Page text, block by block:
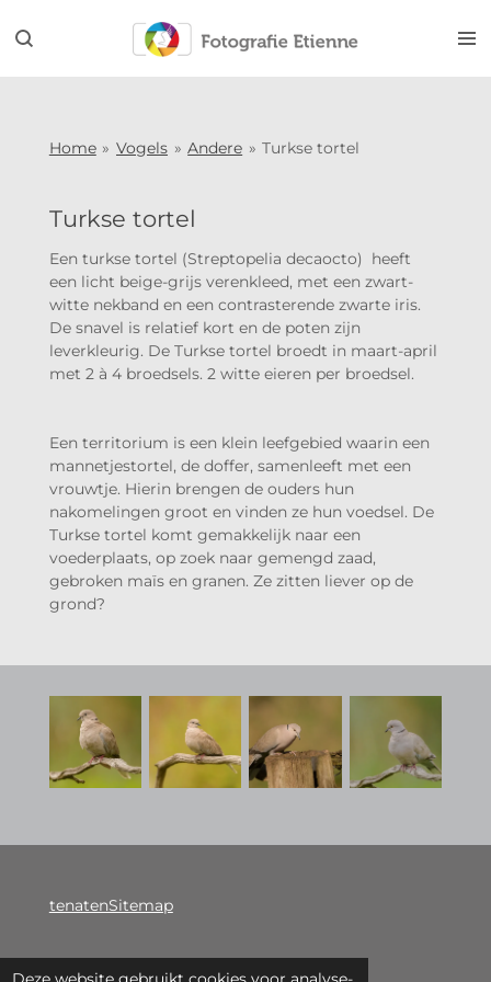
direct
Home » Vogels » Andere » Turkse tortel
Turkse tortel
Een turkse tortel (Streptopelia decaocto)
heeft
een licht beige-grijs verenkleed, met een zwart-
witte nekband en een contrasterende zwarte iris.
De snavel is relatief kort en de poten zijn
leverkleurig. De Turkse tortel broedt in maart-april
met 2 à 4 broedsels. 2 witte eieren per broedsel.
Een territorium is een klein leefgebied waarin een
mannetjestortel, de doffer, samenleeft met een
vrouwtje. Hierin brengen de ouders hun
nakomelingen groot en vinden ze hun voedsel. De
Turkse tortel komt gemakkelijk naar een
voederplaats, op zoek naar gemengd zaad,
gebroken maïs en granen. Ze zitten liever op de
grond?
tenatenSitemap